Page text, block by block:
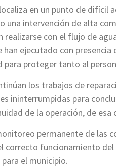
en un punto de difícil
una intervención de alta
realizarse con el flujo de
ejecutado con
para proteger tanto al
los trabajos de
ininterrumpidas para
de la operación, de esa
permanente de las
correcto funcionamiento
el municipio.